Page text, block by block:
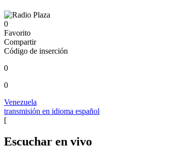
0
Favorito
Compartir
Código de inserción
0
0
Venezuela
transmisión en idioma español
[
Escuchar en vivo